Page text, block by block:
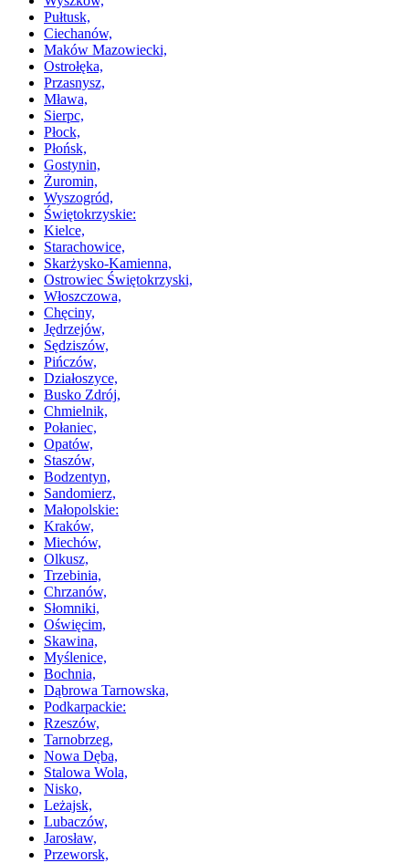
Pułtusk,
Ciechanów,
Maków Mazowiecki,
Ostrołęka,
Przasnysz,
Mława,
Sierpc,
Płock,
Płońsk,
Gostynin,
Żuromin,
Wyszogród,
Świętokrzyskie:
Kielce,
Starachowice,
Skarżysko-Kamienna,
Ostrowiec Świętokrzyski,
Włoszczowa,
Chęciny,
Jędrzejów,
Sędziszów,
Pińczów,
Działoszyce,
Busko Zdrój,
Chmielnik,
Połaniec,
Opatów,
Staszów,
Bodzentyn,
Sandomierz,
Małopolskie:
Kraków,
Miechów,
Olkusz,
Trzebinia,
Chrzanów,
Słomniki,
Oświęcim,
Skawina,
Myślenice,
Bochnia,
Dąbrowa Tarnowska,
Podkarpackie:
Rzeszów,
Tarnobrzeg,
Nowa Dęba,
Stalowa Wola,
Nisko,
Leżajsk,
Lubaczów,
Jarosław,
Przeworsk,